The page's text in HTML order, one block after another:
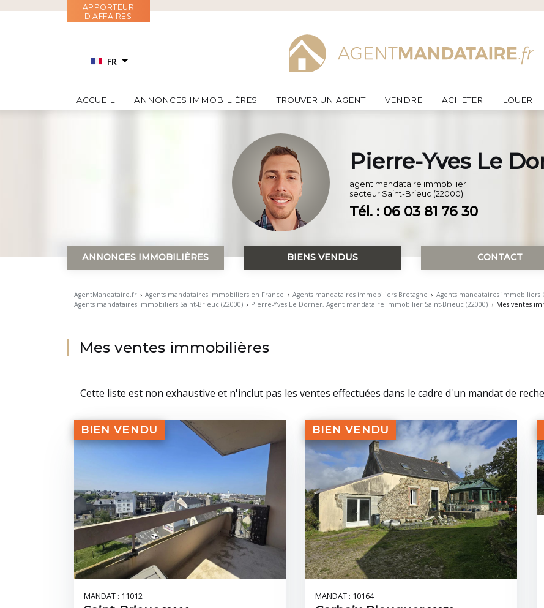
APPORTEUR
D'AFFAIRES
FR
RU
ACCUEIL ANNONCES IMMOBILIÈRES TROUVER UN AGENT VENDRE ACHETER LOUER
Pierre-Yves Le
agent mandataire immobilier
secteur Saint-Brieuc (22000)
Tél. : 06 03 81 76 30
ANNONCES IMMOBILIÈRES BIENS VENDUS CONTACT
AgentMandataire.fr › Agents mandataires immobiliers en France › Agents mandataires immobiliers Bretagne › Agents mandataires immobiliers
Agents mandataires immobiliers Saint-Brieuc (22000) › Pierre-Yves Le Dorner, Agent mandataire immobilier Saint-Brieuc (22000) › Mes ventes
Mes ventes immobilières
Cette liste est non exhaustive et n'inclut pas les ventes effectuées dans le cadre d'un mandat de
BIEN VENDU
MANDAT : 11012
BIEN VENDU
MANDAT : 10164